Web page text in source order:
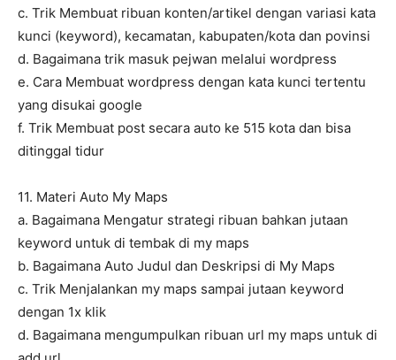
c. Trik Membuat ribuan konten/artikel dengan variasi kata
kunci (keyword), kecamatan, kabupaten/kota dan povinsi
d. Bagaimana trik masuk pejwan melalui wordpress
e. Cara Membuat wordpress dengan kata kunci tertentu
yang disukai google
f. Trik Membuat post secara auto ke 515 kota dan bisa
ditinggal tidur
11. Materi Auto My Maps
a. Bagaimana Mengatur strategi ribuan bahkan jutaan
keyword untuk di tembak di my maps
b. Bagaimana Auto Judul dan Deskripsi di My Maps
c. Trik Menjalankan my maps sampai jutaan keyword
dengan 1x klik
d. Bagaimana mengumpulkan ribuan url my maps untuk di